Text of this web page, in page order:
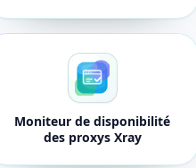
Moniteur de disponibilité
des proxys Xray